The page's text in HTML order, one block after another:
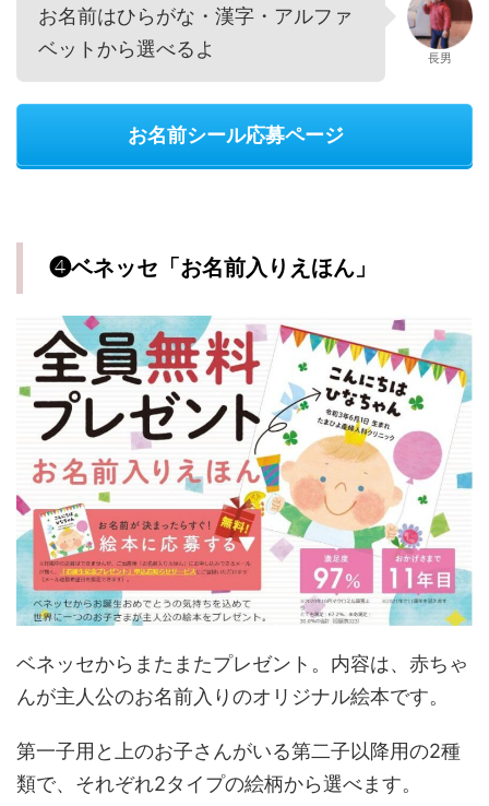
お名前はひらがな・漢字・アルファ
ベットから選べるよ
長男
お名前シール応募ページ
❹ベネッセ「お名前入りえほん」
ベネッセからまたまたプレゼント。内容は、赤ちゃ
んが主人公のお名前入りのオリジナル絵本です。
第一子用と上のお子さんがいる第二子以降用の2種
類で、それぞれ2タイプの絵柄から選べます。